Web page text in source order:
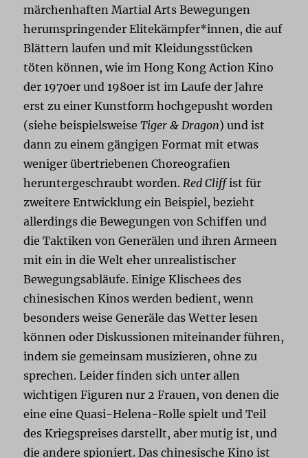
märchenhaften Martial Arts Bewegungen
herumspringender Elitekämpfer*innen, die auf
Blättern laufen und mit Kleidungsstücken
töten können, wie im Hong Kong Action Kino
der 1970er und 1980er ist im Laufe der Jahre
erst zu einer Kunstform hochgepusht worden
(siehe beispielsweiseTiger & Dragon) und ist
dann zu einem gängigen Format mit etwas
weniger übertriebenen Choreografien
heruntergeschraubt worden. Red Cliffist für
zweitere Entwicklung ein Beispiel, bezieht
allerdings die Bewegungen von Schiffen und
die Taktiken von Generälen und ihren Armeen
mit ein in die Welt eher unrealistischer
Bewegungsabläufe. Einige Klischees des
chinesischen Kinos werden bedient, wenn
besonders weise Generäle das Wetter lesen
können oder Diskussionen miteinander führen,
indem sie gemeinsam musizieren, ohne zu
sprechen. Leider finden sich unter allen
wichtigen Figuren nur 2 Frauen, von denen die
eine eine Quasi-Helena-Rolle spielt und Teil
des Kriegspreises darstellt, aber mutig ist, und
die andere spioniert. Das chinesische Kino ist